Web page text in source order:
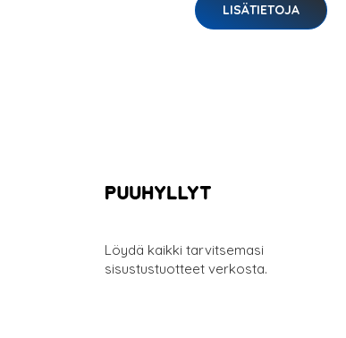
LISÄTIETOJA
Löydä kaikki tarvitsemasi
sisustustuotteet verkosta.